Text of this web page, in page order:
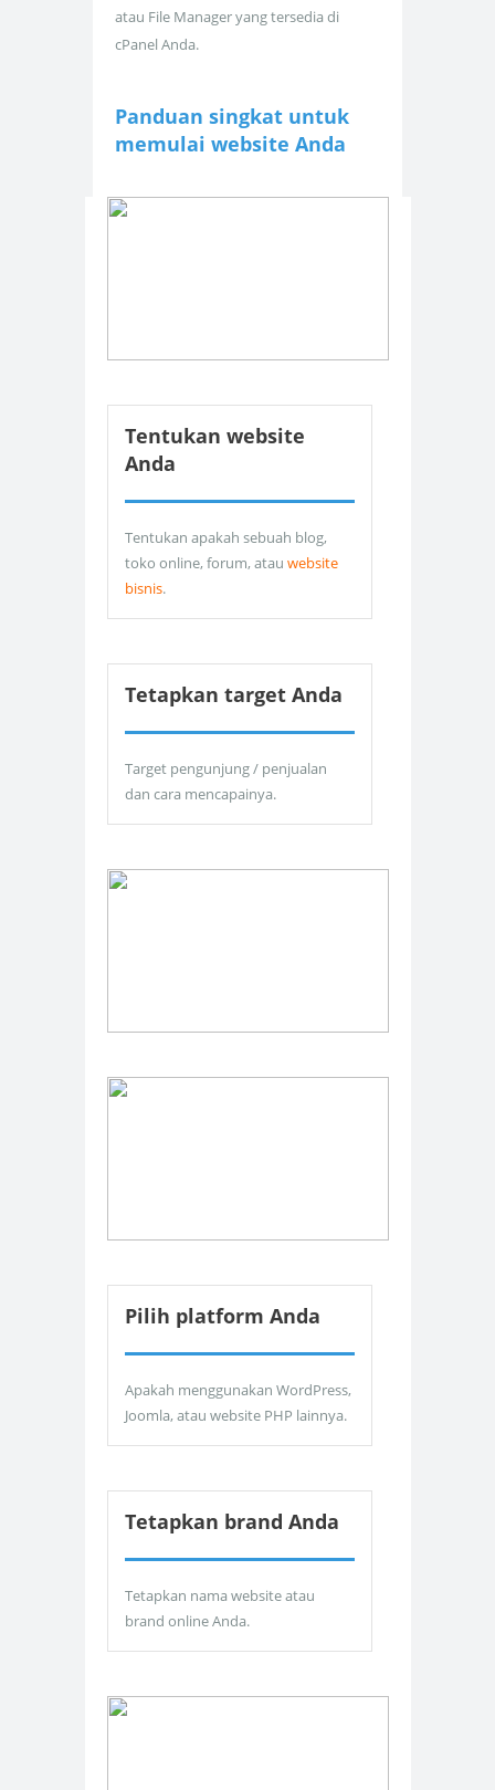
atau File Manager yang tersedia di
cPanel Anda.
Panduan singkat untuk
memulai website Anda
Tentukan website
Anda
Tentukan apakah sebuah blog,
toko online, forum, atau website
bisnis.
Tetapkan target Anda
Target pengunjung / penjualan
dan cara mencapainya.
Pilih platform Anda
Apakah menggunakan WordPress,
Joomla, atau website PHP lainnya.
Tetapkan brand Anda
Tetapkan nama website atau
brand online Anda.